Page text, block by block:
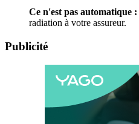
Ce n'est pas automatique :
radiation à votre assureur.
Publicité